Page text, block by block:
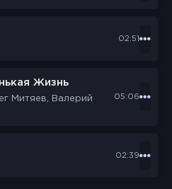
02:51
Жизнь
Митяев, Валерий
05:06
02:39